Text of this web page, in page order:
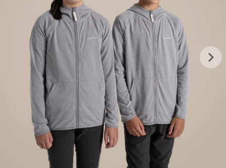
keyboard_arrow_right